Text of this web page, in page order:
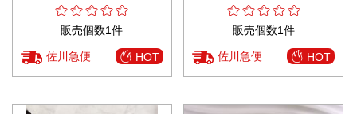
販売個数1件
佐川急便 HOT
販売個数1件
佐川急便 HOT